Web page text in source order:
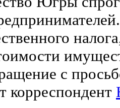
с
корреспондент